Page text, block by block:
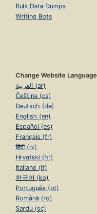
Bulk Data Dumps
Writing Bots
Change Website Language
العربية (ar)
Čeština (cs)
Deutsch (de)
English (en)
Español (es)
Français (fr)
हिंदी (hi)
Hrvatski (hr)
Italiano (it)
한국어 (ko)
Português (pt)
Română (ro)
Sardu (sc)